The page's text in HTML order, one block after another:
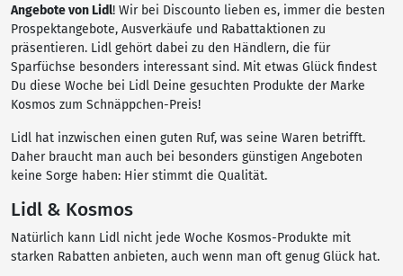
Angebote von Lidl! Wir bei Discounto lieben es, immer die besten
Prospektangebote, Ausverkäufe und Rabattaktionen zu
präsentieren. Lidl gehört dabei zu den Händlern, die für
Sparfüchse besonders interessant sind. Mit etwas Glück findest
Du diese Woche bei Lidl Deine gesuchten Produkte der Marke
Kosmos zum Schnäppchen-Preis!
Lidl hat inzwischen einen guten Ruf, was seine Waren betrifft.
Daher braucht man auch bei besonders günstigen Angeboten
keine Sorge haben: Hier stimmt die Qualität.
Lidl & Kosmos
Natürlich kann Lidl nicht jede Woche Kosmos-Produkte mit
starken Rabatten anbieten, auch wenn man oft genug Glück hat.